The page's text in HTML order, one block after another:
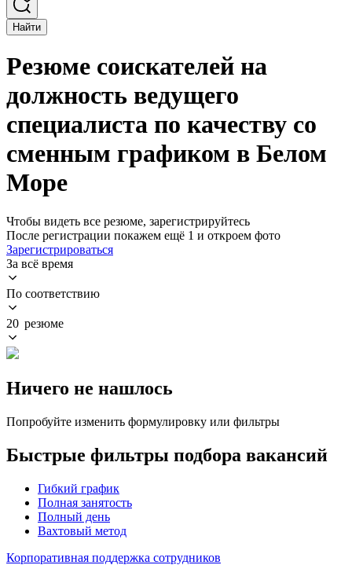
Найти
Резюме соискателей на
должность ведущего
специалиста по качеству со
сменным графиком в Белом
Море
Чтобы видеть все резюме, зарегистрируйтесь
После регистрации покажем ещё 1 и откроем фото
Зарегистрироваться
За всё время
По соответствию
20 резюме
Ничего не нашлось
Попробуйте изменить формулировку или фильтры
Быстрые фильтры подбора вакансий
Гибкий график
Полная занятость
Полный день
Вахтовый метод
Корпоративная поддержка сотрудников